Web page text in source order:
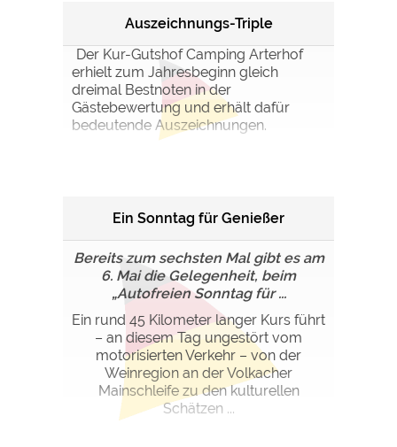
Auszeichnungs-Triple
Der Kur-Gutshof Camping Arterhof
erhielt zum Jahresbeginn gleich
dreimal Bestnoten in der
Gästebewertung und erhält dafür
bedeutende Auszeichnungen.
Ein Sonntag für Genießer
Bereits zum sechsten Mal gibt es am
6. Mai die Gelegenheit, beim
„Autofreien Sonntag für ...
Ein rund 45 Kilometer langer Kurs führt
– an diesem Tag ungestört vom
motorisierten Verkehr – von der
Weinregion an der Volkacher
Mainschleife zu den kulturellen
Schätzen ...